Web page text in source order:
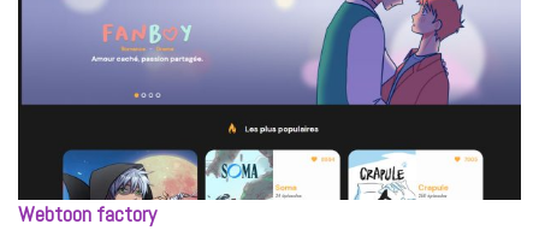
Webtoon factory